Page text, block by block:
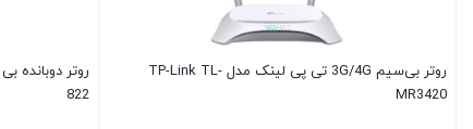
روتر بی‌سیم 3G/4G تی پی لینک مدل TP-Link TL-
MR3420
822